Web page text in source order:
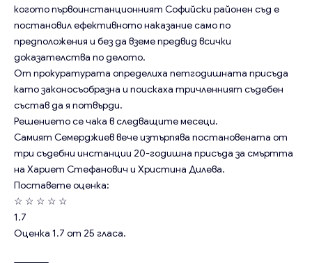
когото първоинстанционният Софийски районен съд е
постановил ефективното наказание само по
предположения и без да вземе предвид всички
доказателства по делото.
От прокуратурата определиха петгодишната присъда
като законосъобразна и поискаха тричленният съдебен
състав да я потвърди.
Решението се чака в следващите месеци.
Самият Семерджиев вече изтърпява постановената от
три съдебни инстанции 20-годишна присъда за смъртта
на Хариет Стефанович и Христина Дилева.
Поставете оценка:
☆ ☆ ☆ ☆ ☆
1.7
Оценка 1.7 от 25 гласа.